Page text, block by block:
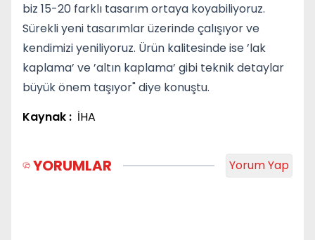
biz 15-20 farklı tasarım ortaya koyabiliyoruz.
Sürekli yeni tasarımlar üzerinde çalışıyor ve
kendimizi yeniliyoruz. Ürün kalitesinde ise ’lak
kaplama’ ve ’altın kaplama’ gibi teknik detaylar
büyük önem taşıyor" diye konuştu.
Kaynak : İHA
YORUMLAR Yorum Yap